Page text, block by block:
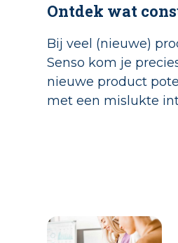
Ontdek wat
Bij veel (nieuwe)
Senso kom je
nieuwe product
met een mislukte